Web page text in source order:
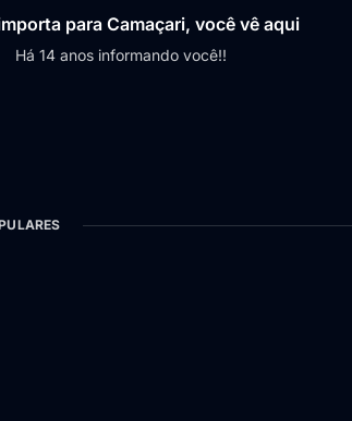
para Camaçari, você vê aqui
Há 14 anos informando você!!